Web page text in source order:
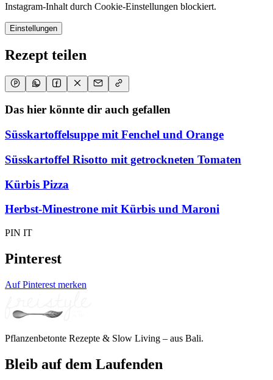
Instagram-Inhalt durch Cookie-Einstellungen blockiert.
Einstellungen
Rezept teilen
Das hier könnte dir auch gefallen
Süsskartoffelsuppe mit Fenchel und Orange
Süsskartoffel Risotto mit getrockneten Tomaten
Kürbis Pizza
Herbst-Minestrone mit Kürbis und Maroni
PIN IT
Pinterest
Auf Pinterest merken
Pflanzenbetonte Rezepte & Slow Living – aus Bali.
Bleib auf dem Laufenden